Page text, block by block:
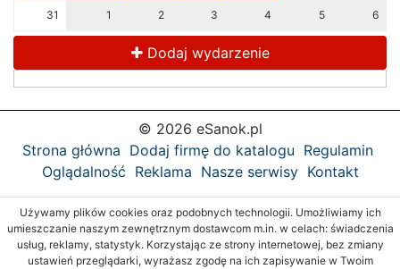
31 1 2 3 4 5 6
Dodaj wydarzenie
© 2026 eSanok.pl
Strona główna Dodaj firmę do katalogu Regulamin
Oglądalność Reklama Nasze serwisy Kontakt
Używamy plików cookies oraz podobnych technologii. Umożliwiamy ich
umieszczanie naszym zewnętrznym dostawcom m.in. w celach: świadczenia
usług, reklamy, statystyk. Korzystając ze strony internetowej, bez zmiany
ustawień przeglądarki, wyrażasz zgodę na ich zapisywanie w Twoim